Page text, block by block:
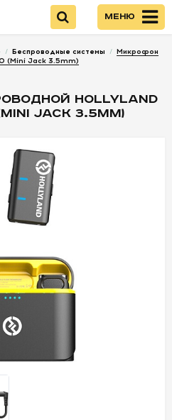
Меню
/ Беспроводные системы / Микрофон
(Mini Jack 3.5mm)
HOLLYLAND
JACK 3.5MM)